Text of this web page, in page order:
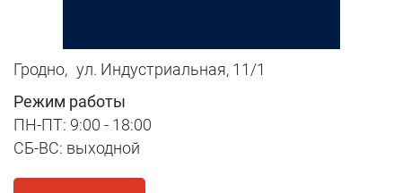
Гродно, ул. Индустриальная, 11/1
Режим работы
ПН-ПТ: 9:00 - 18:00
СБ-ВС: выходной